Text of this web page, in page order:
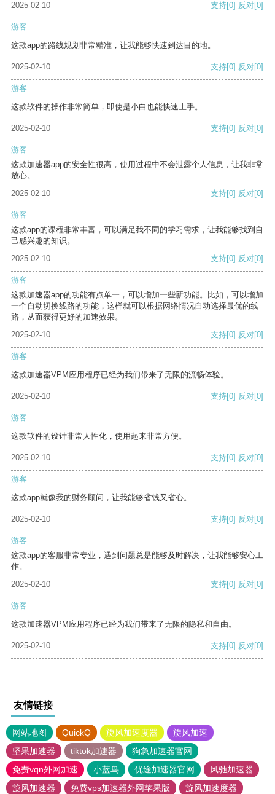
2025-02-10
支持[0] 反对[0]
游客
这款app的路线规划非常精准，让我能够快速到达目的地。
2025-02-10 支持[0] 反对[0]
游客
这款软件的操作非常简单，即使是小白也能快速上手。
2025-02-10 支持[0] 反对[0]
游客
这款加速器app的安全性很高，使用过程中不会泄露个人信息，让我非常
放心。
2025-02-10
支持[0] 反对[0]
游客
这款app的课程非常丰富，可以满足我不同的学习需求，让我能够找到自
己感兴趣的知识。
2025-02-10
支持[0] 反对[0]
游客
这款加速器app的功能有点单一，可以增加一些新功能。比如，可以增加
一个自动切换线路的功能，这样就可以根据网络情况自动选择最优的线
路，从而获得更好的加速效果。
2025-02-10
支持[0] 反对[0]
游客
这款加速器VPM应用程序已经为我们带来了无限的流畅体验。
2025-02-10 支持[0] 反对[0]
游客
这款软件的设计非常人性化，使用起来非常方便。
2025-02-10 支持[0] 反对[0]
游客
这款app就像我的财务顾问，让我能够省钱又省心。
2025-02-10 支持[0] 反对[0]
游客
这款app的客服非常专业，遇到问题总是能够及时解决，让我能够安心工
作。
2025-02-10
支持[0] 反对[0]
游客
这款加速器VPM应用程序已经为我们带来了无限的隐私和自由。
2025-02-10 支持[0] 反对[0]
友情链接
网站地图 QuickQ 旋风加速度器
旋风加速
坚果加速器
tiktok加速器
狗急加速器官网
免费vqn外网加速
小蓝鸟 优途加速器官网
风驰加速器
旋风加速器
免费vps加速器外网苹果版 旋风加速度器